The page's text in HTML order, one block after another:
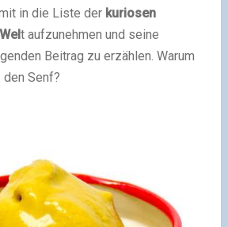
in die Liste der kuriosen
t aufzunehmen und seine
Beitrag zu erzählen. Warum
Senf?